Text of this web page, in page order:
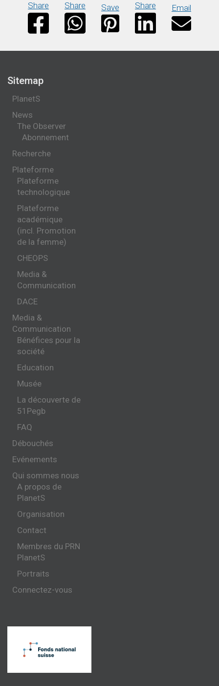
Share Share Save Share Email
Sitemap
PlanetS
News
The Observer
Abonnement
Recherche
Plateforme
Plateforme
technologique
Plateforme
académique
(incl. Promotion
de la femme)
CHEOPS
Media &
Communication
DACE
Media &
Communication
Bénéfices pour la
société
Education
Musée
La découverte de
51Pegb
FAQ
Débouchés
Evénements
Qui sommes nous
A propos de
PlanetS
Organisation
Contact
Membres du PRN
PlanetS
Portraits
Connectez-vous